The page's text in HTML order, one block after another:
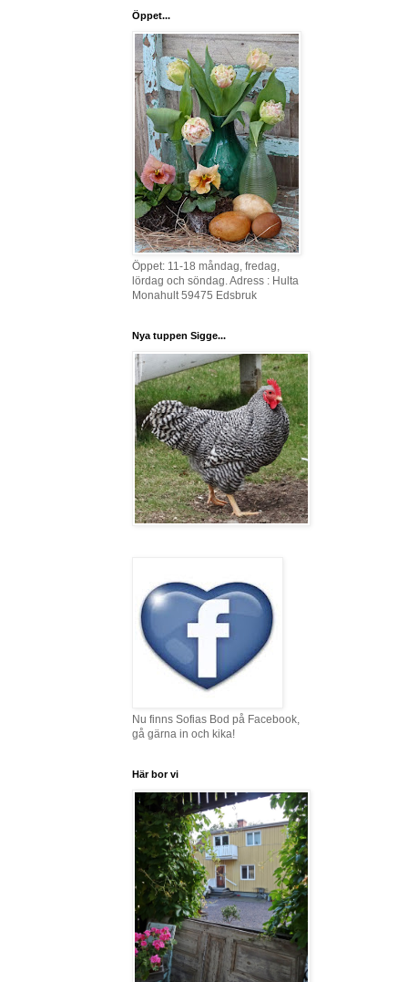
Öppet...
Öppet: 11-18 måndag, fredag,
lördag och söndag. Adress : Hulta
Monahult 59475 Edsbruk
Nya tuppen Sigge...
Nu finns Sofias Bod på Facebook,
gå gärna in och kika!
Här bor vi